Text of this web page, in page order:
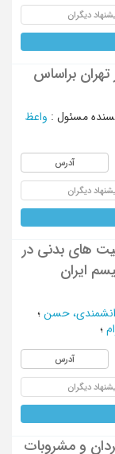
دیگران
براساس
مسئول : واعظ
آدرس
دیگران
های بدنی در
ایران
حسن ؛
؛
آدرس
دیگران
و مشروبات